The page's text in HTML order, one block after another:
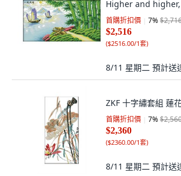
Higher and higher,
首購折扣價 7%
$2,516
($2516.00/1套)
8/11 星期二 預計送
ZKF 十字繡套組 蓮
首購折扣價 7%
$2,360
($2360.00/1套)
8/11 星期二 預計送